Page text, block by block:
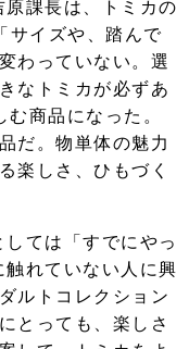
課長は、トミカの
サイズや、踏んで
わっていない。選
なトミカが必ずあ
商品になった。
だ。物単体の魅力
楽しさ、ひもづく
ては「すでにやっ
れていない人に興
ルトコレクション
とっても、楽しさ